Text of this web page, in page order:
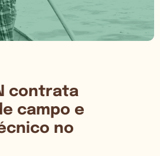
contrata
campo e
no